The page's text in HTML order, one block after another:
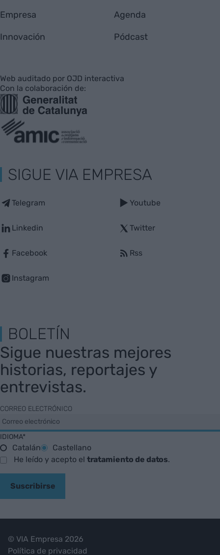
Empresa
Innovación
Agenda
Pódcast
Web auditado por OJD interactiva
Con la colaboración de:
SIGUE VIA EMPRESA
Telegram
Linkedin
Facebook
Instagram
Youtube
Twitter
Rss
BOLETÍN
Sigue nuestras mejores
historias, reportajes y
entrevistas.
CORREO ELECTRÓNICO
IDIOMA*
Catalán
Castellano
He leído y acepto el tratamiento de datos.
Suscribirse
© VIA Empresa 2026
Política de privacidad